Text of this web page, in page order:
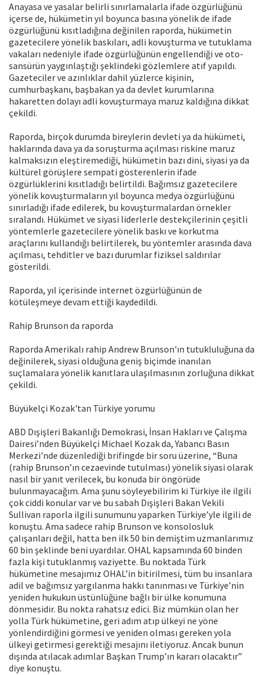
Anayasa ve yasalar belirli sınırlamalarla ifade özgürlüğünü
içerse de, hükümetin yıl boyunca basına yönelik de ifade
özgürlüğünü kısıtladığına değinilen raporda, hükümetin
gazetecilere yönelik baskıları, adli kovuşturma ve tutuklama
vakaları nedeniyle ifade özgürlüğünün engellendiği ve oto-
sansürün yaygınlaştığı şeklindeki gözlemlere atıf yapıldı.
Gazeteciler ve azınlıklar dahil yüzlerce kişinin,
cumhurbaşkanı, başbakan ya da devlet kurumlarına
hakaretten dolayı adli kovuşturmaya maruz kaldığına dikkat
çekildi.
Raporda, birçok durumda bireylerin devleti ya da hükümeti,
haklarında dava ya da soruşturma açılması riskine maruz
kalmaksızın eleştiremediği, hükümetin bazı dini, siyasi ya da
kültürel görüşlere sempati gösterenlerin ifade
özgürlüklerini kısıtladığı belirtildi. Bağımsız gazetecilere
yönelik kovuşturmaların yıl boyunca medya özgürlüğünü
sınırladığı ifade edilerek, bu kovuşturmalardan örnekler
sıralandı. Hükümet ve siyasi liderlerle destekçilerinin çeşitli
yöntemlerle gazetecilere yönelik baskı ve korkutma
araçlarını kullandığı belirtilerek, bu yöntemler arasında dava
açılması, tehditler ve bazı durumlar fiziksel saldırılar
gösterildi.
Raporda, yıl içerisinde internet özgürlüğünün de
kötüleşmeye devam ettiği kaydedildi.
Rahip Brunson da raporda
Raporda Amerikalı rahip Andrew Brunson'ın tutukluluğuna da
değinilerek, siyasi olduğuna geniş biçimde inanılan
suçlamalara yönelik kanıtlara ulaşılmasının zorluğuna dikkat
çekildi.
Büyükelçi Kozak'tan Türkiye yorumu
ABD Dışişleri Bakanlığı Demokrasi, İnsan Hakları ve Çalışma
Dairesi’nden Büyükelçi Michael Kozak da, Yabancı Basın
Merkezi'nde düzenlediği brifingde bir soru üzerine, “Buna
(rahip Brunson’ın cezaevinde tutulması) yönelik siyasi olarak
nasıl bir yanıt verilecek, bu konuda bir öngörüde
bulunmayacağım. Ama şunu söyleyebilirim ki Türkiye ile ilgili
çok ciddi konular var ve bu sabah Dışişleri Bakan Vekili
Sullivan raporla ilgili sunumunu yaparken Türkiye’yle ilgili de
konuştu. Ama sadece rahip Brunson ve konsolosluk
çalışanları değil, hatta ben ilk 50 bin demiştim uzmanlarımız
60 bin şeklinde beni uyardılar. OHAL kapsamında 60 binden
fazla kişi tutuklanmış vaziyette. Bu noktada Türk
hükümetine mesajımız OHAL’in bitirilmesi, tüm bu insanlara
adil ve bağımsız yargılanma hakkı tanınması ve Türkiye’nin
yeniden hukukun üstünlüğüne bağlı bir ülke konumuna
dönmesidir. Bu nokta rahatsız edici. Biz mümkün olan her
yolla Türk hükümetine, geri adım atıp ülkeyi ne yöne
yönlendirdiğini görmesi ve yeniden olması gereken yola
ülkeyi getirmesi gerektiği mesajını iletiyoruz. Ancak bunun
dışında atılacak adımlar Başkan Trump’ın kararı olacaktır”
diye konuştu.